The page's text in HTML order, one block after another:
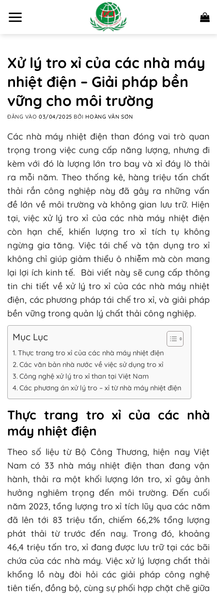
qua
Xử lý tro xỉ của các nhà máy
nhiệt điện – Giải pháp bền
vững cho môi trường
ĐĂNG VÀO03/04/2025 BỞI HOÀNG VĂN SƠN
Các nhà máy nhiệt điện than đóng vai trò quan
trọng trong việc cung cấp năng lượng, nhưng đi
kèm với đó là lượng lớn tro bay và xỉ đáy lò thải
ra mỗi năm. Theo thống kê, hàng triệu tấn chất
thải rắn công nghiệp này đã gây ra những vấn
đề lớn về môi trường và không gian lưu trữ. Hiện
tại, việc xử lý tro xỉ của các nhà máy nhiệt điện
còn hạn chế, khiến lượng tro xỉ tích tụ không
ngừng gia tăng. Việc tái chế và tận dụng tro xỉ
không chỉ giúp giảm thiểu ô nhiễm mà còn mang
lại lợi ích kinh tế. Bài viết này sẽ cung cấp thông
tin chi tiết về xử lý tro xỉ của các nhà máy nhiệt
điện, các phương pháp tái chế tro xỉ, và giải pháp
bền vững trong quản lý chất thải công nghiệp.
Mục Lục
Thực trang tro xỉ của các nhà máy nhiệt điện
Các văn bản nhà nước về việc sử dụng tro xỉ
Công nghệ xử lý tro xỉ than tại Việt Nam
Các phương án xử lý tro – xỉ từ nhà máy nhiệt điện
Thực trang tro xỉ của các nhà
máy nhiệt điện
Theo số liệu từ Bộ Công Thương, hiện nay Việt
Nam có 33 nhà máy nhiệt điện than đang vận
hành, thải ra một khối lượng lớn tro, xỉ gây ảnh
hưởng nghiêm trọng đến môi trường. Đến cuối
năm 2023, tổng lượng tro xỉ tích lũy qua các năm
đã lên tới 83 triệu tấn, chiếm 66,2% tổng lượng
phát thải từ trước đến nay. Trong đó, khoảng
46,4 triệu tấn tro, xỉ đang được lưu trữ tại các bãi
chứa của các nhà máy. Việc xử lý lượng chất thải
khổng lồ này đòi hỏi các giải pháp công nghệ
tiên tiến, đồng bộ, cùng sự phối hợp chặt chẽ giữa